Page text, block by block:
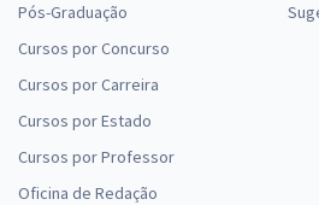
Pós-Graduação
Cursos por Concurso
Cursos por Carreira
Cursos por Estado
Cursos por Professor
Oficina de Redação